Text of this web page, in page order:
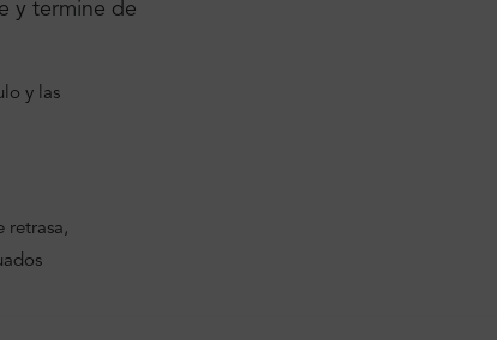
y termine de
y las
retrasa,